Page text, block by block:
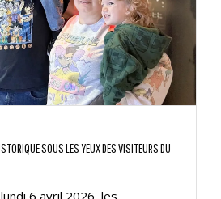
SOUS LES YEUX DES VISITEURS DU
6 avril 2026, les